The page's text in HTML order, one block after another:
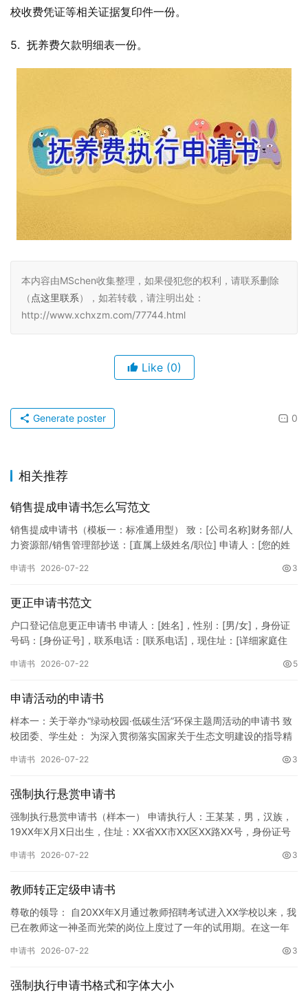
校收费凭证等相关证据复印件一份。
5.  抚养费欠款明细表一份。
本内容由MSchen收集整理，如果侵犯您的权利，请联系删除
（ 点这里联系），如若转载，请注明出处：
http://www.xchxzm.com/77744.html
Like (0)
0
Generate poster
相关推荐
销售提成申请书怎么写范文
销售提成申请书（模板一：标准通用型） 致：[公司名称]财务部/人
力资源部/销售管理部抄送：[直属上级姓名/职位] 申请人：[您的姓
申请书 2026-07-22 3
更正申请书范文
户口登记信息更正申请书 申请人：[姓名]，性别：[男/女]，身份证
号码：[身份证号]，联系电话：[联系电话]，现住址：[详细家庭住
申请书 2026-07-22 5
申请活动的申请书
样本一：关于举办“绿动校园·低碳生活”环保主题周活动的申请书 致
校团委、学生处： 为深入贯彻落实国家关于生态文明建设的指导精
申请书 2026-07-22 3
强制执行悬赏申请书
强制执行悬赏申请书（样本一） 申请执行人：王某某，男，汉族，
19XX年X月X日出生，住址：XX省XX市XX区XX路XX号，身份证号
申请书 2026-07-22 3
教师转正定级申请书
尊敬的领导： 自20XX年X月通过教师招聘考试进入XX学校以来，我
已在教师这一神圣而光荣的岗位上度过了一年的试用期。在这一年
申请书 2026-07-22 3
强制执行申请书格式和字体大小